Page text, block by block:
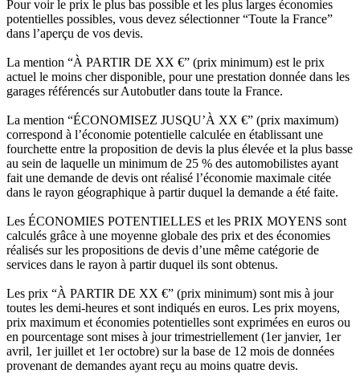
Pour voir le prix le plus bas possible et les plus larges économies
potentielles possibles, vous devez sélectionner “Toute la France”
dans l’aperçu de vos devis.
La mention “À PARTIR DE XX €” (prix minimum) est le prix
actuel le moins cher disponible, pour une prestation donnée dans les
garages référencés sur Autobutler dans toute la France.
La mention “ÉCONOMISEZ JUSQU’À XX €” (prix maximum)
correspond à l’économie potentielle calculée en établissant une
fourchette entre la proposition de devis la plus élevée et la plus basse
au sein de laquelle un minimum de 25 % des automobilistes ayant
fait une demande de devis ont réalisé l’économie maximale citée
dans le rayon géographique à partir duquel la demande a été faite.
Les ÉCONOMIES POTENTIELLES et les PRIX MOYENS sont
calculés grâce à une moyenne globale des prix et des économies
réalisés sur les propositions de devis d’une même catégorie de
services dans le rayon à partir duquel ils sont obtenus.
Les prix “À PARTIR DE XX €” (prix minimum) sont mis à jour
toutes les demi-heures et sont indiqués en euros. Les prix moyens,
prix maximum et économies potentielles sont exprimées en euros ou
en pourcentage sont mises à jour trimestriellement (1er janvier, 1er
avril, 1er juillet et 1er octobre) sur la base de 12 mois de données
provenant de demandes ayant reçu au moins quatre devis.